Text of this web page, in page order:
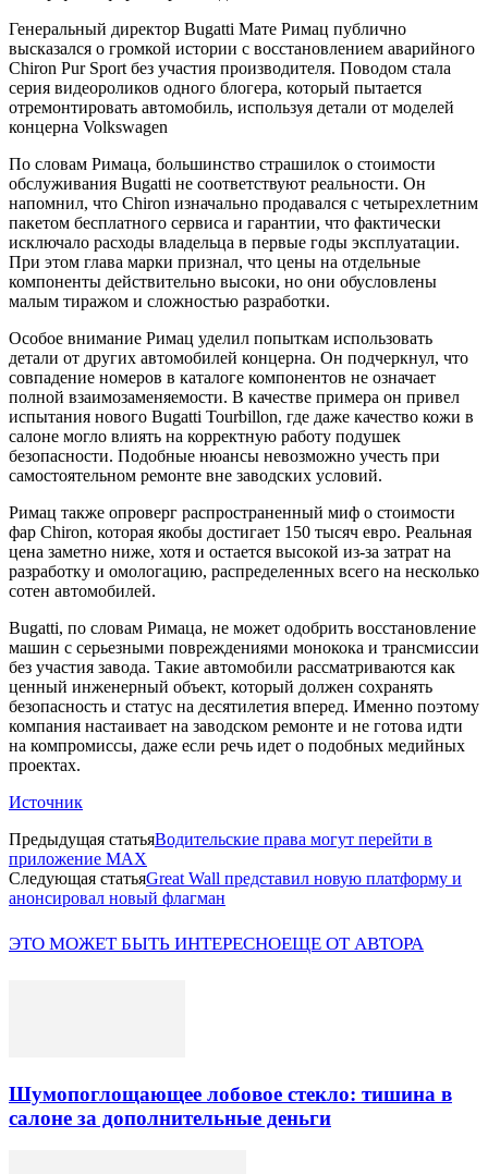
Генеральный директор Bugatti Мате Римац публично
высказался о громкой истории с восстановлением аварийного
Chiron Pur Sport без участия производителя. Поводом стала
серия видеороликов одного блогера, который пытается
отремонтировать автомобиль, используя детали от моделей
концерна Volkswagen
По словам Римаца, большинство страшилок о стоимости
обслуживания Bugatti не соответствуют реальности. Он
напомнил, что Chiron изначально продавался с четырехлетним
пакетом бесплатного сервиса и гарантии, что фактически
исключало расходы владельца в первые годы эксплуатации.
При этом глава марки признал, что цены на отдельные
компоненты действительно высоки, но они обусловлены
малым тиражом и сложностью разработки.
Особое внимание Римац уделил попыткам использовать
детали от других автомобилей концерна. Он подчеркнул, что
совпадение номеров в каталоге компонентов не означает
полной взаимозаменяемости. В качестве примера он привел
испытания нового Bugatti Tourbillon, где даже качество кожи в
салоне могло влиять на корректную работу подушек
безопасности. Подобные нюансы невозможно учесть при
самостоятельном ремонте вне заводских условий.
Римац также опроверг распространенный миф о стоимости
фар Chiron, которая якобы достигает 150 тысяч евро. Реальная
цена заметно ниже, хотя и остается высокой из-за затрат на
разработку и омологацию, распределенных всего на несколько
сотен автомобилей.
Bugatti, по словам Римаца, не может одобрить восстановление
машин с серьезными повреждениями монокока и трансмиссии
без участия завода. Такие автомобили рассматриваются как
ценный инженерный объект, который должен сохранять
безопасность и статус на десятилетия вперед. Именно поэтому
компания настаивает на заводском ремонте и не готова идти
на компромиссы, даже если речь идет о подобных медийных
проектах.
Источник
Предыдущая статьяВодительские права могут перейти в
приложение MAX
Следующая статьяGreat Wall представил новую платформу и
анонсировал новый флагман
ЭТО МОЖЕТ БЫТЬ ИНТЕРЕСНОЕЩЕ ОТ АВТОРА
Шумопоглощающее лобовое стекло: тишина в
салоне за дополнительные деньги